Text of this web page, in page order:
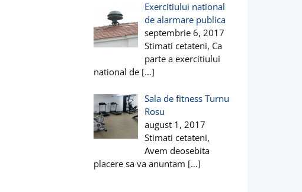
Exercitiului national
de alarmare publica
septembrie 6, 2017
Stimati cetateni, Ca
parte a exercitiului
national de […]
Sala de fitness Turnu
Rosu
august 1, 2017
Stimati cetateni,
Avem deosebita
placere sa va anuntam […]